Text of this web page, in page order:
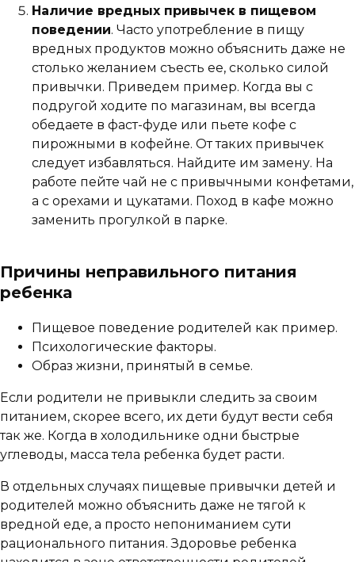
Наличие вредных привычек в пищевом
поведении. Часто употребление в пищу
вредных продуктов можно объяснить даже не
столько желанием съесть ее, сколько силой
привычки. Приведем пример. Когда вы с
подругой ходите по магазинам, вы всегда
обедаете в фаст-фуде или пьете кофе с
пирожными в кофейне. От таких привычек
следует избавляться. Найдите им замену. На
работе пейте чай не с привычными конфетами,
а с орехами и цукатами. Поход в кафе можно
заменить прогулкой в парке.
Причины неправильного питания
ребенка
Пищевое поведение родителей как пример.
Психологические факторы.
Образ жизни, принятый в семье.
Если родители не привыкли следить за своим
питанием, скорее всего, их дети будут вести себя
так же. Когда в холодильнике одни быстрые
углеводы, масса тела ребенка будет расти.
В отдельных случаях пищевые привычки детей и
родителей можно объяснить даже не тягой к
вредной еде, а просто непониманием сути
рационального питания. Здоровье ребенка